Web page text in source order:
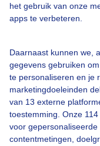
het gebruik van onze
apps te verbeteren.
Daarnaast kunnen we,
gegevens gebruiken
te personaliseren en je
marketingdoeleinden
van 13 externe
toestemming. Onze
voor
contentmetingen,